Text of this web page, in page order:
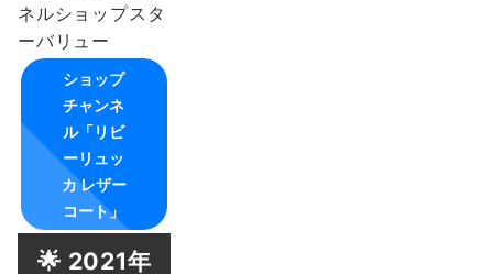
ショップ
チャンネ
ル「リビ
ーリュッ
カ レザー
コート」
🌟 2021年